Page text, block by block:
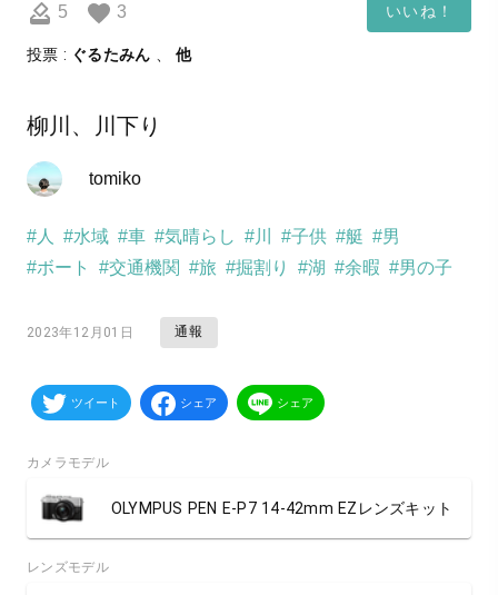
5 3 いいね！
投票 : ぐるたみん 、他
柳川、川下り
tomiko
#人 #水域 #車 #気晴らし #川 #子供 #艇 #男
#ボート
#交通機関 #旅 #掘割り #湖 #余暇 #男の子
2023年12月01日 通報
ツイート シェア シェア
カメラモデル
OLYMPUS PEN E-P7 14-42mm EZレンズキット
レンズモデル